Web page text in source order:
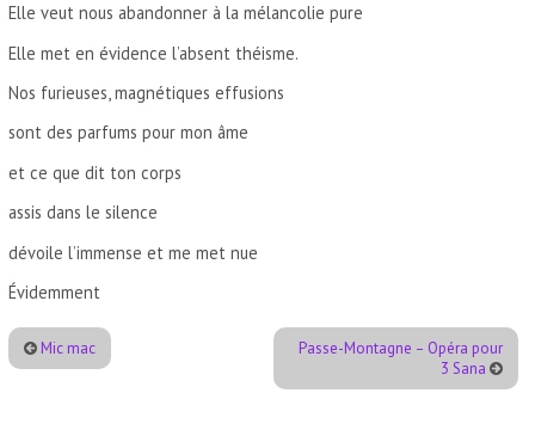
Elle veut nous abandonner à la mélancolie pure
Elle met en évidence l’absent théisme.
Nos furieuses, magnétiques effusions
sont des parfums pour mon âme
et ce que dit ton corps
assis dans le silence
dévoile l’immense et me met nue
Évidemment
Mic mac
Passe-Montagne – Opéra pour
3 Sana